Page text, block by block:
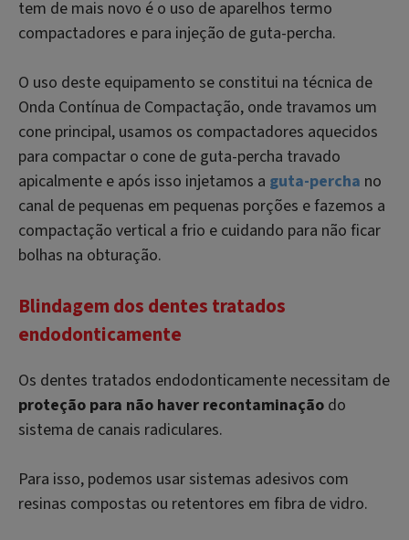
tem de mais novo é o uso de aparelhos termo
compactadores e para injeção de guta-percha.
O uso deste equipamento se constitui na técnica de
Onda Contínua de Compactação, onde travamos um
cone principal, usamos os compactadores aquecidos
para compactar o cone de guta-percha travado
apicalmente e após isso injetamos a guta-percha no
canal de pequenas em pequenas porções e fazemos a
compactação vertical a frio e cuidando para não ficar
bolhas na obturação.
Blindagem dos dentes tratados
endodonticamente
Os dentes tratados endodonticamente necessitam de
proteção para não haver recontaminação do
sistema de canais radiculares.
Para isso, podemos usar sistemas adesivos com
resinas compostas ou retentores em fibra de vidro.